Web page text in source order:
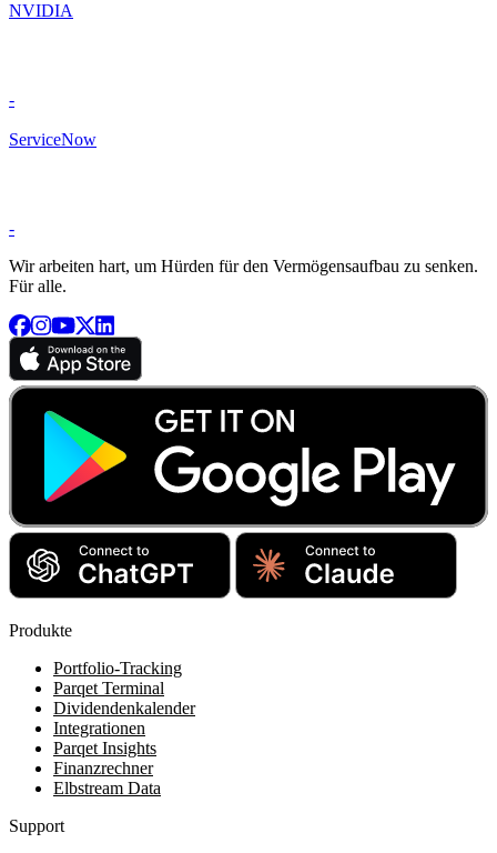
NVIDIA
-
ServiceNow
-
Wir arbeiten hart, um Hürden für den Vermögensaufbau zu senken.
Für alle.
Produkte
Portfolio-Tracking
Parqet Terminal
Dividendenkalender
Integrationen
Parqet Insights
Finanzrechner
Elbstream Data
Support